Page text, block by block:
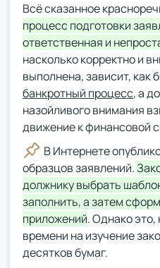
Всё сказанное
процесс подготовки
ответственная и
насколько корректно и
выполнена, зависит, как
банкротный процесс, а
назойливого внимания
движение к финансовой
В Интернете
образцов заявлений.
должнику выбрать
заполнить, а затем
приложений. Однако это,
времени на изучение
десятков бумаг.